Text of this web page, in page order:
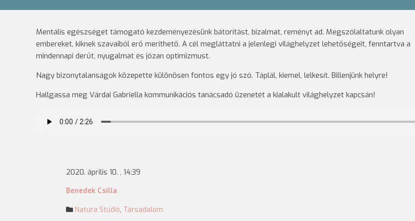
Mentális egészséget támogató kezdeményezésünk bátorítást, bizalmat, reményt ad. Megszólaltatunk olyan
embereket, kiknek szavaiból erő meríthető. A cél megláttatni a jelenlegi világhelyzet lehetőségeit, fenntartva a
mindennapi derűt, nyugalmat és józan optimizmust.
Nagy bizonytalanságok közepette különösen fontos egy jó szó. Táplál, kiemel, lelkesít. Billenjünk helyre!
Hallgassa meg Várdai Gabriella kommunikációs tanácsadó üzenetét a kialakult világhelyzet kapcsán!
2020. április 10. , 14:39
Benedek Csilla
Natura Stúdió, Társadalom